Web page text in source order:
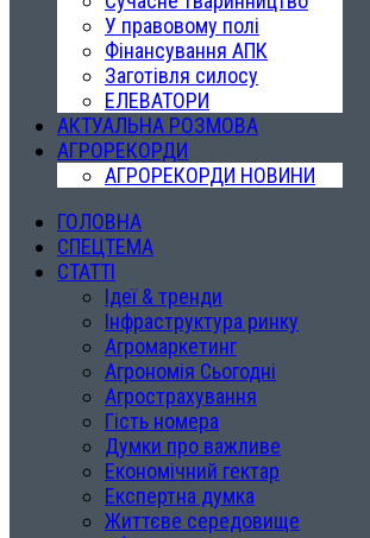
У правовому полі
Фінансування АПК
Заготівля силосу
ЕЛЕВАТОРИ
АКТУАЛЬНА РОЗМОВА
АГРОРЕКОРДИ
АГРОРЕКОРДИ НОВИНИ
ГОЛОВНА
СПЕЦТЕМА
СТАТТІ
Ідеї & тренди
Інфраструктура ринку
Агромаркетинг
Агрономія Сьогодні
Агрострахування
Гість номера
Думки про важливе
Економічний гектар
Експертна думка
Життєве середовище